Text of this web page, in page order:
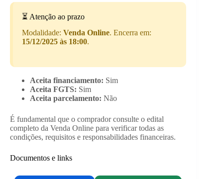
⏳ Atenção ao prazo
Modalidade: Venda Online. Encerra em:
15/12/2025 às 18:00.
Aceita financiamento: Sim
Aceita FGTS: Sim
Aceita parcelamento: Não
É fundamental que o comprador consulte o edital
completo da Venda Online para verificar todas as
condições, requisitos e responsabilidades financeiras.
Documentos e links